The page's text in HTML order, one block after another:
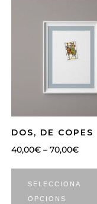
DOS, DE COPES
40,00€ – 70,00€
SELECCIONA
OPCIONS